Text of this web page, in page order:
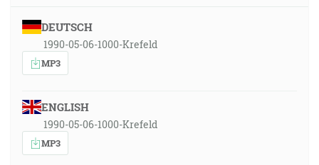
DEUTSCH
1990-05-06-1000-Krefeld
MP3
ENGLISH
1990-05-06-1000-Krefeld
MP3